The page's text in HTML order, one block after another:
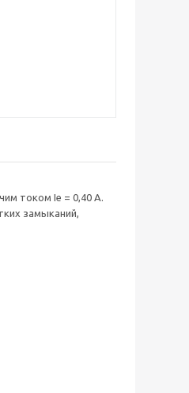
током Ie = 0,40 А.
замыканий,